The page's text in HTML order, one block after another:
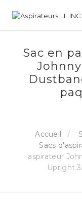
Sac en
Johnny
Accueil
Sacs
aspirateur
Upright